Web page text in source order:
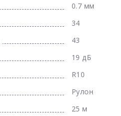
0.7 мм
34
43
19 дБ
R10
Рулон
25 м